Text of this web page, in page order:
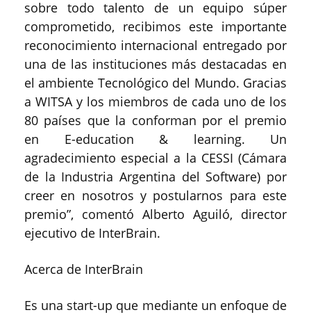
sobre todo talento de un equipo súper
comprometido, recibimos este importante
reconocimiento internacional entregado por
una de las instituciones más destacadas en
el ambiente Tecnológico del Mundo. Gracias
a WITSA y los miembros de cada uno de los
80 países que la conforman por el premio
en E-education & learning. Un
agradecimiento especial a la CESSI (Cámara
de la Industria Argentina del Software) por
creer en nosotros y postularnos para este
premio”, comentó Alberto Aguiló, director
ejecutivo de InterBrain.
Acerca de InterBrain
Es una start-up que mediante un enfoque de